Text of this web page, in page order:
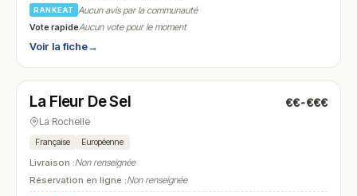
RANKEAT
Aucun avis par la communauté
Vote rapideAucun vote pour le moment
Voir la fiche→
N° 22
La Fleur De Sel €€-€€€
La Rochelle
Française Européenne
Livraison :Non renseignée
Réservation en ligne :Non renseignée